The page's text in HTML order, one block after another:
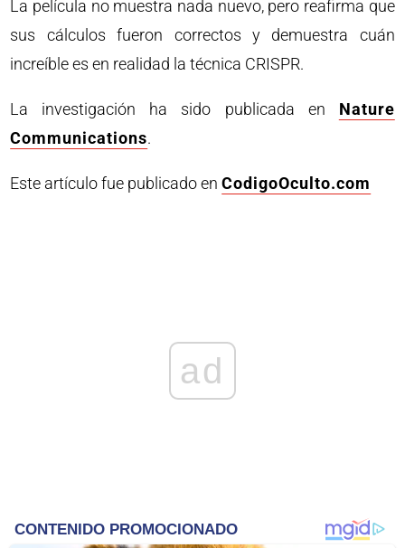
La película no muestra nada nuevo, pero reafirma que
sus cálculos fueron correctos y demuestra cuán
increíble es en realidad la técnica CRISPR.
La investigación ha sido publicada en Nature
Communications.
Este artículo fue publicado enCodigoOculto.com
ad